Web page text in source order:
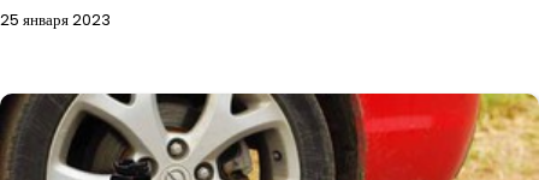
25 января 2023